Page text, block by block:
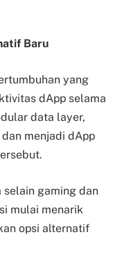
Baru
yang
dApp selama
data layer,
menjadi dApp
selain gaming dan
mulai menarik
opsi alternatif